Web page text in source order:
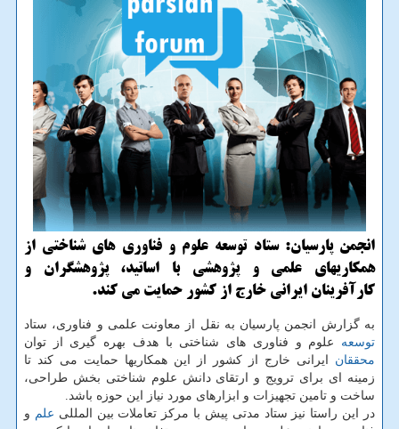
انجمن پارسیان: ستاد توسعه علوم و فناوری های شناختی از
همکاریهای علمی و پژوهشی با اساتید، پژوهشگران و
کارآفرینان ایرانی خارج از کشور حمایت می کند.
به گزارش انجمن پارسیان به نقل از معاونت علمی و فناوری، ستاد
توسعه علوم و فناوری های شناختی با هدف بهره گیری از توان
محققان ایرانی خارج از کشور از این همکاریها حمایت می کند تا
زمینه ای برای ترویج و ارتقای دانش علوم شناختی بخش طراحی،
ساخت و تامین تجهیزات و ابزارهای مورد نیاز این حوزه باشد.
در این راستا نیز ستاد مدتی پیش با مرکز تعاملات بین المللی علم و